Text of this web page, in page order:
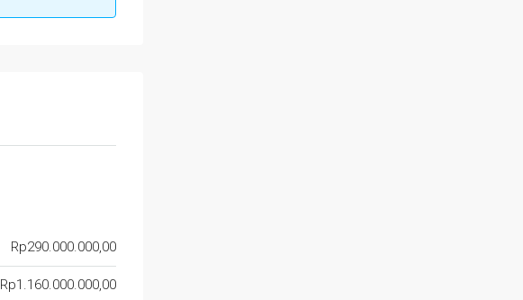
Rp290.000.000,00
Rp1.160.000.000,00